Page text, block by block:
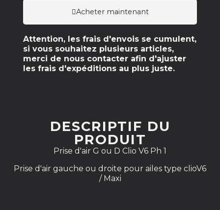
Acheter maintenant
Attention, les frais d'envois se cumulent,
si vous souhaitez plusieurs articles,
merci de nous contacter afin d'ajuster
les frais d'expéditions au plus juste.
DESCRIPTIF DU
PRODUIT
Prise d'air G ou D Clio V6 Ph 1
Prise d'air gauche ou droite pour ailes type clioV6
/ Maxi